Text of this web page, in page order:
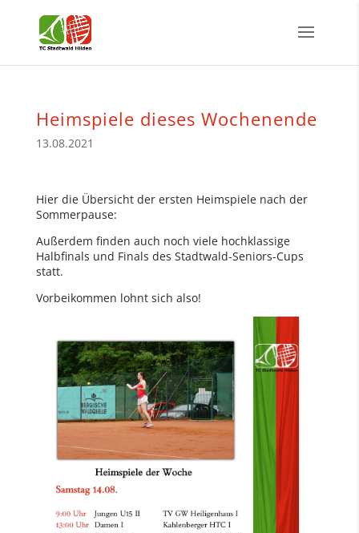
Heimspiele dieses Wochenende
13.08.2021
Hier die Übersicht der ersten Heimspiele nach der
Sommerpause:
Außerdem finden auch noch viele hochklassige
Halbfinals und Finals des Stadtwald-Seniors-Cups
statt.
Vorbeikommen lohnt sich also!